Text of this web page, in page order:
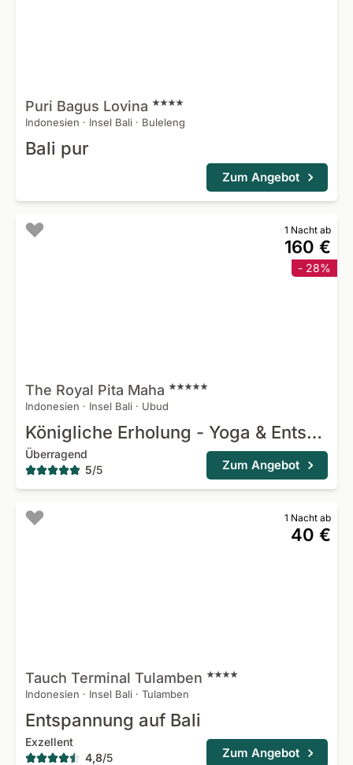
Puri Bagus Lovina
Indonesien · Insel Bali · Buleleng
Bali pur
Zum Angebot
1 Nacht ab
160 €
- 28%
The Royal Pita Maha
Indonesien · Insel Bali · Ubud
Königliche Erholung - Yoga & Entspannung
Überragend
5/5 Zum Angebot
1 Nacht ab
40 €
Tauch Terminal Tulamben
Indonesien · Insel Bali · Tulamben
Entspannung auf Bali
Exzellent
4,8/5 Zum Angebot